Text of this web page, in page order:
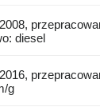
diesel
g